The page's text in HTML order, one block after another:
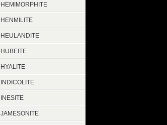
HEMIMORPHITE
HENMILITE
HEULANDITE
HUBEITE
HYALITE
INDICOLITE
INESITE
JAMESONITE